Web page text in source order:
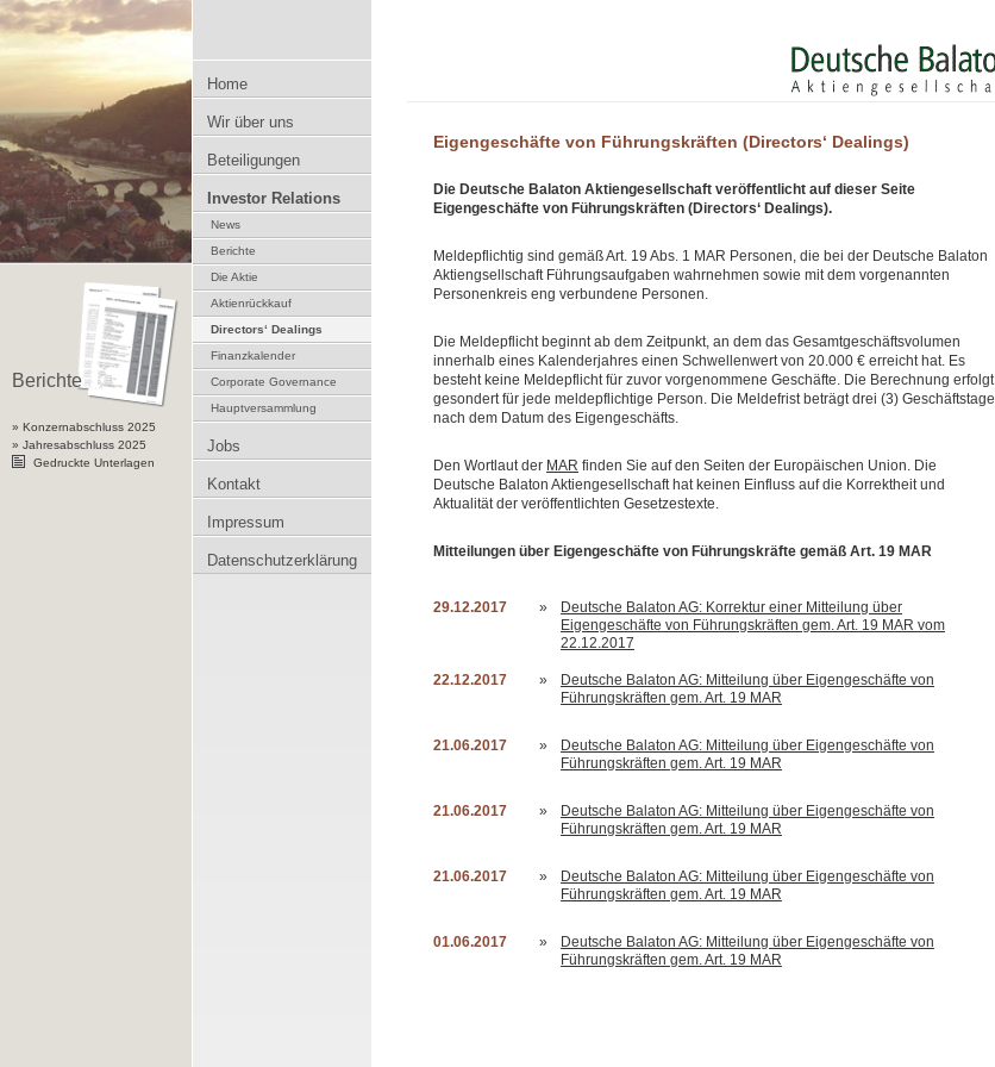
Berichte
» Konzernabschluss 2025
» Jahresabschluss 2025
Gedruckte Unterlagen
Zum Inhalt springen
Home
Wir über uns
Beteiligungen
Investor Relations
News
Berichte
Die Aktie
Aktienrückkauf
Directors‘ Dealings
Finanzkalender
Corporate Governance
Hauptversammlung
Jobs
Kontakt
Impressum
Datenschutzerklärung
Eigengeschäfte von Führungskräften (Directors‘ Dealings)
Die Deutsche Balaton Aktiengesellschaft veröffentlicht auf dieser Seite
Eigengeschäfte von Führungskräften (Directors‘ Dealings).
Meldepflichtig sind gemäß Art. 19 Abs. 1 MAR Personen, die bei der Deutsche Balaton
Aktiengsellschaft Führungsaufgaben wahrnehmen sowie mit dem vorgenannten
Personenkreis eng verbundene Personen.
Die Meldepflicht beginnt ab dem Zeitpunkt, an dem das Gesamtgeschäftsvolumen
innerhalb eines Kalenderjahres einen Schwellenwert von 20.000 € erreicht hat. Es
besteht keine Meldepflicht für zuvor vorgenommene Geschäfte. Die Berechnung erfolgt
gesondert für jede meldepflichtige Person. Die Meldefrist beträgt drei (3) Geschäftstage
nach dem Datum des Eigengeschäfts.
Den Wortlaut der MAR finden Sie auf den Seiten der Europäischen Union. Die
Deutsche Balaton Aktiengesellschaft hat keinen Einfluss auf die Korrektheit und
Aktualität der veröffentlichten Gesetzestexte.
Mitteilungen über Eigengeschäfte von Führungskräfte gemäß Art. 19 MAR
29.12.2017 »
Deutsche Balaton AG: Korrektur einer Mitteilung über
Eigengeschäfte von Führungskräften gem. Art. 19 MAR vom
22.12.2017
22.12.2017 »
Deutsche Balaton AG: Mitteilung über Eigengeschäfte von
Führungskräften gem. Art. 19 MAR
21.06.2017 »
Deutsche Balaton AG: Mitteilung über Eigengeschäfte von
Führungskräften gem. Art. 19 MAR
21.06.2017 »
Deutsche Balaton AG: Mitteilung über Eigengeschäfte von
Führungskräften gem. Art. 19 MAR
21.06.2017 »
Deutsche Balaton AG: Mitteilung über Eigengeschäfte von
Führungskräften gem. Art. 19 MAR
01.06.2017 »
Deutsche Balaton AG: Mitteilung über Eigengeschäfte von
Führungskräften gem. Art. 19 MAR